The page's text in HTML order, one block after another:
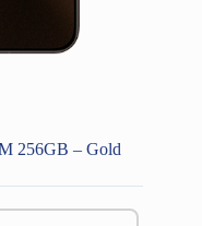
256GB – Gold